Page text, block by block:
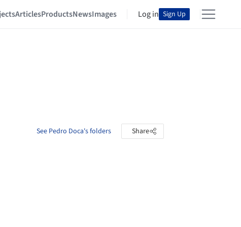
ArticlesProductsNewsImages Log in Sign Up
See Pedro Doca's folders Share